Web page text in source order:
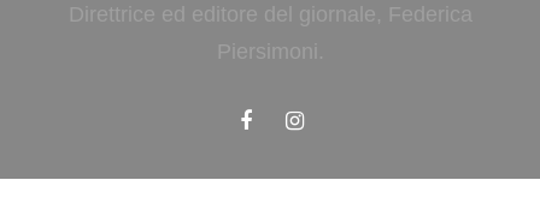
Direttrice ed editore del giornale, Federica
Piersimoni.